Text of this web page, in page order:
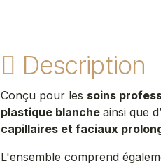
Description
Conçu pour les soins
plastique blanche ainsi que
capillaires et faciaux
L'ensemble comprend